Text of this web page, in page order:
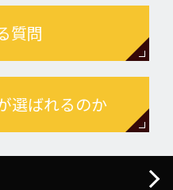
質問
選ばれるのか